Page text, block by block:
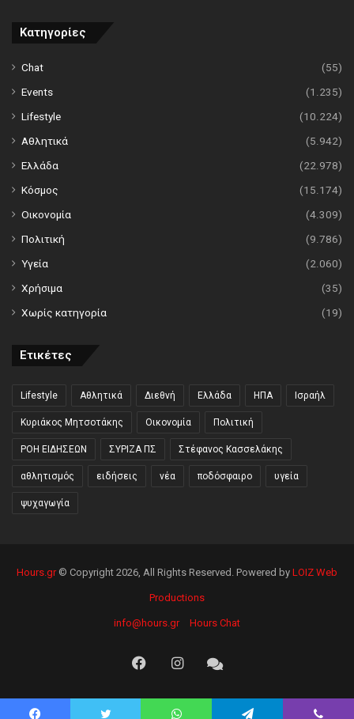
Κατηγορίες
Chat
(55)
Events
(1.235)
Lifestyle
(10.224)
Αθλητικά
(5.942)
Ελλάδα
(22.978)
Κόσμος
(15.174)
Οικονομία
(4.309)
Πολιτική
(9.786)
Υγεία
(2.060)
Χρήσιμα
(35)
Χωρίς κατηγορία
(19)
Ετικέτες
Lifestyle Αθλητικά Διεθνή Ελλάδα ΗΠΑ Ισραήλ
Κυριάκος Μητσοτάκης Οικονομία Πολιτική
ΡΟΗ ΕΙΔΗΣΕΩΝ ΣΥΡΙΖΑ ΠΣ Στέφανος Κασσελάκης
αθλητισμός ειδήσεις νέα ποδόσφαιρο υγεία
ψυχαγωγία
Hours.gr© Copyright 2026, All Rights Reserved. Powered by LOIZ Web
Productions
info@hours.gr Hours Chat
FacebookInstagramHours
Chat